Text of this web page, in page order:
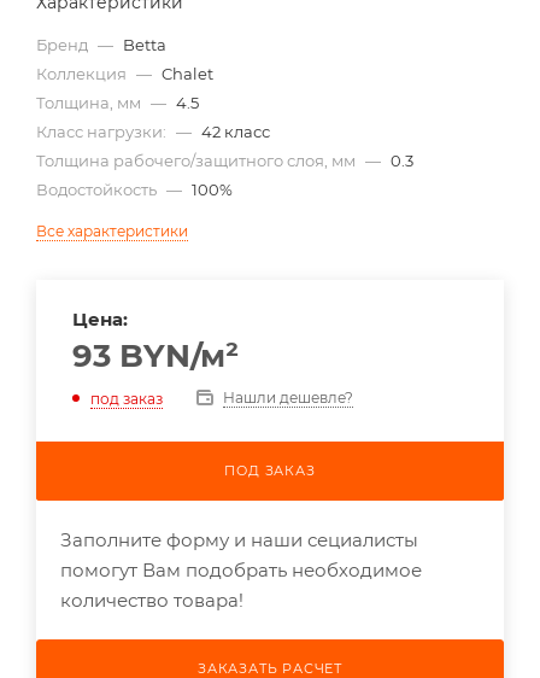
Бренд — Betta
Коллекция — Chalet
Толщина, мм — 4.5
Класс нагрузки: — 42 класс
Толщина рабочего/защитного слоя, мм — 0.3
Водостойкость — 100%
Все характеристики
Цена:
93 BYN/м²
под заказ Нашли дешевле?
ПОД ЗАКАЗ
Заполните форму и наши сециалисты
помогут Вам подобрать необходимое
количество товара!
ЗАКАЗАТЬ РАСЧЕТ